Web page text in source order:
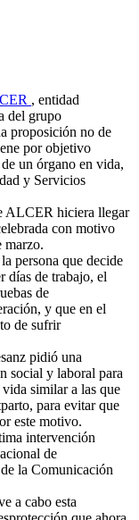
, entidad
del grupo
proposición no de
por objetivo
un órgano en vida,
y Servicios
ALCER hiciera llegar
con motivo
marzo.
persona que decide
días de trabajo, el
de
y que en el
de sufrir
pidió una
social y laboral para
similar a las que
para evitar que
este motivo.
intervención
de
la Comunicación
a cabo esta